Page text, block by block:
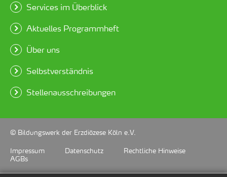
Services im Überblick
Aktuelles Programmheft
Über uns
Selbstverständnis
Stellenausschreibungen
© Bildungswerk der Erzdiözese Köln e.V.
Impressum
Datenschutz
Rechtliche Hinweise
AGBs